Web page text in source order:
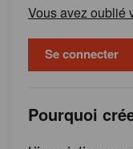
Vous avez oublié
Pourquoi